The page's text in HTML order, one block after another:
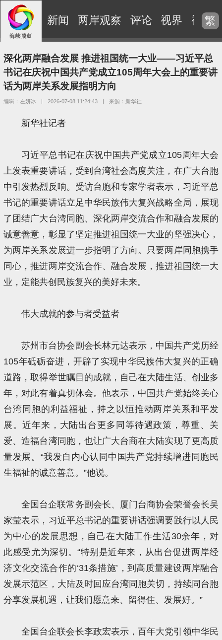
新闻 两岸观察 评论 视界 视频
繁
深化两岸融合发展 推进祖国统一大业——习近平总
书记在庆祝中国共产党成立105周年大会上的重要讲
话为两岸关系发展指明方向
编辑：左妍冰 | 2026-07-08 11:24:43 | 来源：新华社
新华社记者
习近平总书记在庆祝中国共产党成立105周年大会
上发表重要讲话，受到台湾社会高度关注，在广大台胞
中引发热烈反响。受访台胞和专家学者表示，习近平总
书记的重要讲话立足中华民族伟大复兴战略全局，展现
了团结广大台湾同胞、深化两岸交流合作和融合发展的
诚意善意，彰显了坚定推进祖国统一大业的坚强决心，
为两岸关系发展进一步指明了方向。只要两岸同胞携手
同心，推进两岸交流合作、融合发展，推进祖国统一大
业，定能共创民族复兴的美好未来。
伟大成就的参与者受益者
苏州市台协会副会长林元达表示，中国共产党历经
105年砥砺奋进，开辟了实现中华民族伟大复兴的正确
道路，取得举世瞩目的成就，自己在大陆生活、创业多
年，对此有着真切体会。他表示，中国共产党始终关心
台湾同胞的利益福祉，持之以恒推动两岸关系和平发
展。近年来，大陆出台更多同等待遇政策，尊重、关
爱、造福台湾同胞，也让广大台商在大陆实现了更高质
量发展。“我发自内心认同中国共产党持续增进同胞民
生福祉的诚意善意。”他说。
全国台企联常务副会长、厦门台商协会荣誉会长吴
家莹表示，习近平总书记的重要讲话强调要践行以人民
为中心的发展思想，自己在大陆工作生活30余年，对
此感受尤为深切。“特别是近年来，从出台促进两岸经
济文化交流合作的‘31条措施’，到高质量建设两岸融合
发展示范区，大陆及时回应台湾同胞关切，持续同台胞
分享发展机遇，让我们愿意来、留得住、发展好。”
全国台企联会长李政宏表示，百年大党引领中华民